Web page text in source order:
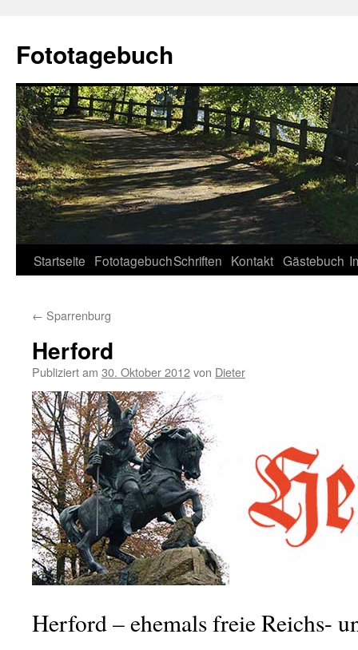
Fototagebuch
Startseite FototagebuchSchriften Kontakt Gästebuch
← Sparrenburg
Herford
Publiziert am 30. Oktober 2012von Dieter
Herford – ehemals freie Reichs-